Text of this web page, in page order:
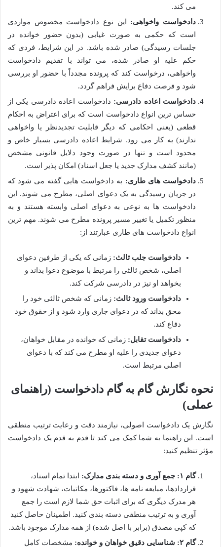
می کند.
دادخواست واخواهی: این نوع دادخواست مخصوص مواردی
است که حکمی به صورت غیابی (بدون حضور خوانده در
جلسات رسیدگی) صادر شده باشد. در این شرایط، فردی که
حکم علیه او صادر شده، می تواند با تقدیم دادخواست
واخواهی، درخواست کند که پرونده مجدداً با حضور او بررسی
شود و فرصت دفاع برایش فراهم گردد.
دادخواست اعاده دادرسی: دادخواست اعاده دادرسی یکی از
حساس ترین انواع دادخواست است که برای اعتراض به احکام
قطعی (یعنی احکامی که دیگر قابلیت تجدیدنظر یا واخواهی
ندارند) به کار می رود. شرایط اعاده دادرسی بسیار خاص و
محدود است و تنها در صورت وجود دلایل قانونی مشخص
(مانند کشف مدارک جدید یا جعل اسناد) امکان پذیر است.
دادخواست های طاری: به دادخواست هایی گفته می شود که
در جریان رسیدگی به یک دعوای اصلی، مطرح می شوند. این
دادخواست ها به نوعی به دعوای اصلی وابسته هستند و به
منظور تکمیل یا تغییر مسیر پرونده مطرح می شوند. مهم ترین
انواع دادخواست های طاری عبارتند از:
دادخواست جلب ثالث: زمانی که یکی از طرفین دعوای
اصلی، شخص ثالثی را مرتبط با موضوع دعوا بداند و
بخواهد او نیز در دادرسی شرکت کند.
دادخواست ورود ثالث: زمانی که شخص ثالثی خود را
محق بداند که در دعوای جاری وارد شود و از حقوق خود
دفاع کند.
دادخواست تقابل: زمانی که خوانده در مقابل خواهان،
دعوای جدیدی را علیه او مطرح می کند که با دعوای
اصلی مرتبط است.
نحوه نگارش گام به گام دادخواست (راهنمای
عملی)
نگارش یک دادخواست اصولی، نیازمند دقت و رعایت ترتیب منطقی
است. این راهنما به شما کمک می کند تا قدم به قدم یک دادخواست
مؤثر تنظیم کنید:
گام ۱: جمع آوری و دسته بندی مدارک:
ابتدا تمام اسناد،
قراردادها، مبایعه نامه ها، فاکتورها، مکاتبات، شهادت شهود و
هر مدرک دیگری که برای اثبات حق شما لازم است را جمع
آوری و به ترتیب منطقی دسته بندی کنید. اطمینان حاصل کنید
که کپی مصدق (برابر با اصل شده) از همه مدارک موجود باشد.
گام ۲: شناسایی دقیق خواهان و خوانده:
مشخصات کامل